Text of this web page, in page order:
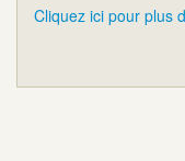
Cliquez ici pour plus